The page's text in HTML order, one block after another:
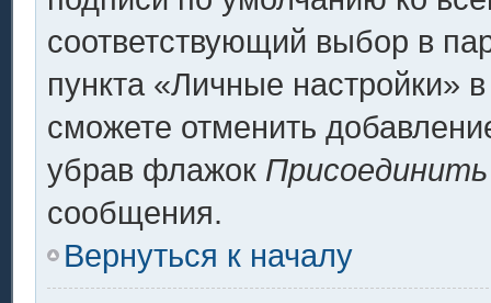
соответствующий выбор в
пункта «Личные настройки»
сможете отменить
убрав флажок
сообщения.
Вернуться к началу